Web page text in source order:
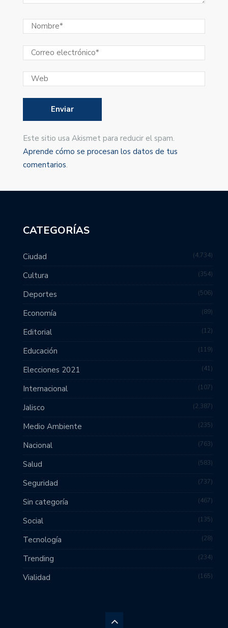
Este sitio usa Akismet para reducir el spam.
Aprende cómo se procesan los datos de tus
comentarios.
CATEGORÍAS
Ciudad 4,734
Cultura 354
Deportes 506
Economía 89
Editorial 12
Educación 119
Elecciones 2021 41
Internacional 107
Jalisco 2,387
Medio Ambiente 235
Nacional 763
Salud 583
Seguridad 737
Sin categoría 467
Social 135
Tecnología 28
Trending 234
Vialidad 165